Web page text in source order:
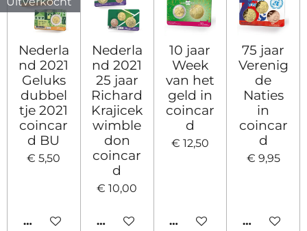
Nederla
nd 2021
Geluks
dubbel
tje 2021
coincar
d BU
€ 5,50
HOUD MIJ OP DE HOOGTE
Nederla
nd 2021
25 jaar
Richard
Krajicek
wimble
don
coincar
d
€ 10,00
IN WINKELWAGEN
10 jaar
Week
van het
geld in
coincar
d
€ 12,50
IN WINKELWAGEN
75 jaar
Verenig
de
Naties
in
coincar
d
€ 9,95
IN